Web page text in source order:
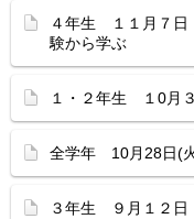
４年生 １１月７日
験から学ぶ
１・２年生 １0月
全学年 10月28日(
３年生 ９月１２日